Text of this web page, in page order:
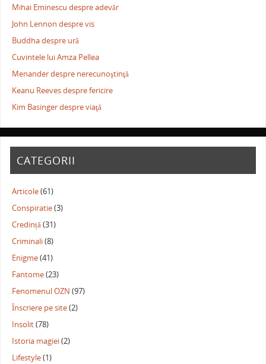
Mihai Eminescu despre adevăr
John Lennon despre vis
Buddha despre ură
Cuvintele lui Amza Pellea
Menander despre nerecunoştinţă
Keanu Reeves despre fericire
Kim Basinger despre viaţă
CATEGORII
Articole(61)
Conspiratie(3)
Credință(31)
Criminali(8)
Enigme(41)
Fantome(23)
Fenomenul OZN (97)
Înscriere pe site(2)
Insolit(78)
Istoria magiei(2)
Lifestyle(1)